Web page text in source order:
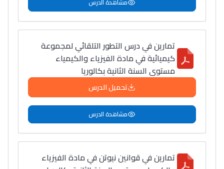
تمارين في درس التطور التلقائي لمجموعة
كيميائية في مادة الفيزياء والكيمياء
مستوى السنة الثانية بكالوريا
تحميل الدرس
مشاهدة الدرس
تمارين في قوانين نيوتن في مادة الفيزياء